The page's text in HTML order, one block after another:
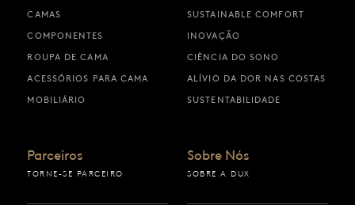
CAMAS
COMPONENTES
ROUPA DE CAMA
ACESSÓRIOS PARA CAMA
MOBILIÁRIO
SUSTAINABLE COMFORT
INOVAÇÃO
CIÊNCIA DO SONO
ALÍVIO DA DOR NAS COSTAS
SUSTENTABILIDADE
Parceiros
TORNE-SE PARCEIRO
Sobre Nós
SOBRE A DUX